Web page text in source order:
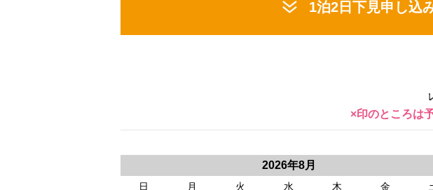
1泊2日下見申し込
×印のところは
2026年8月
日 月 火 水 木 金